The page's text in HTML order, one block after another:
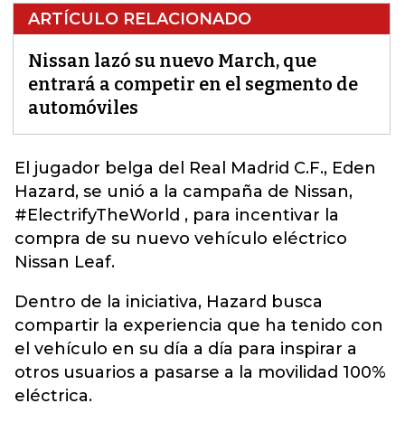
ARTÍCULO RELACIONADO
Nissan lazó su nuevo March, que
entrará a competir en el segmento de
automóviles
El jugador belga del Real Madrid C.F., Eden
Hazard, se unió a la campaña de Nissan,
#ElectrifyTheWorld , para incentivar la
compra de su nuevo vehículo eléctrico
Nissan Leaf.
Dentro de la iniciativa, Hazard busca
compartir la experiencia que ha tenido con
el vehículo en su día a día para inspirar a
otros usuarios a pasarse a la movilidad 100%
eléctrica.